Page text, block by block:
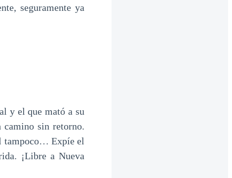
seguramente ya
y el que mató a su
camino sin retorno.
tampoco… Expíe el
¡Libre a Nueva